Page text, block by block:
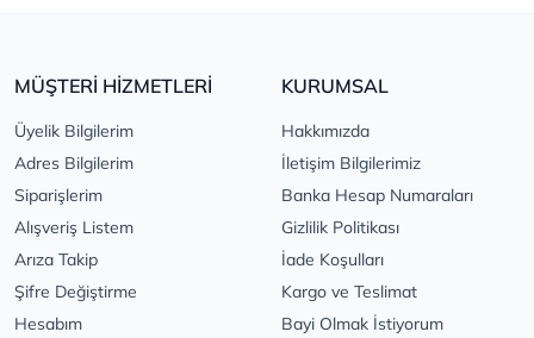
MÜŞTERİ HİZMETLERİ
Üyelik Bilgilerim
Adres Bilgilerim
Siparişlerim
Alışveriş Listem
Arıza Takip
Şifre Değiştirme
Hesabım
KURUMSAL
Hakkımızda
İletişim Bilgilerimiz
Banka Hesap Numaraları
Gizlilik Politikası
İade Koşulları
Kargo ve Teslimat
Bayi Olmak İstiyorum